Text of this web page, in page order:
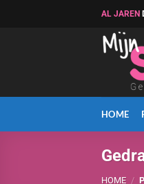
AL JAREN
HOME
HOME /